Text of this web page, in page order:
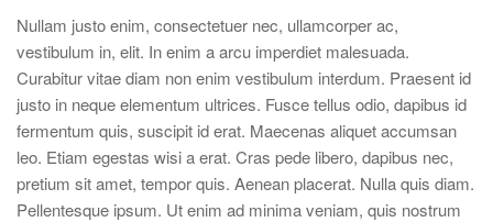
Nullam justo enim, consectetuer nec, ullamcorper ac,
vestibulum in, elit. In enim a arcu imperdiet malesuada.
Curabitur vitae diam non enim vestibulum interdum. Praesent id
justo in neque elementum ultrices. Fusce tellus odio, dapibus id
fermentum quis, suscipit id erat. Maecenas aliquet accumsan
leo. Etiam egestas wisi a erat. Cras pede libero, dapibus nec,
pretium sit amet, tempor quis. Aenean placerat. Nulla quis diam.
Pellentesque ipsum. Ut enim ad minima veniam, quis nostrum